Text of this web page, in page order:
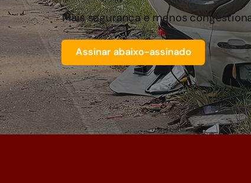
Mais segurança e menos
Assinar abaixo-assinado